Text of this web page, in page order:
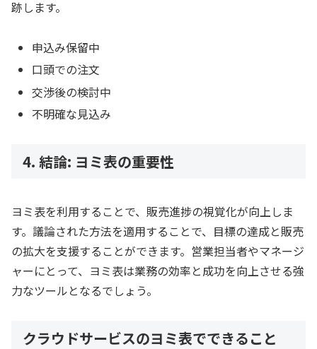
跡します。
申込み保留中
口頭での注文
交渉後の検討中
不明確な見込み
4. 結論: ヨミ表の重要性
ヨミ表を利用することで、販売進捗の視覚化が向上しま
す。議論された方法を適用することで、目標の達成と販売
の拡大を支援することができます。営業担当者やマネージ
ャーにとって、ヨミ表は業務の効率と成功を向上させる強
力なツールとなるでしょう。
クラウドサービスのヨミ表でできること